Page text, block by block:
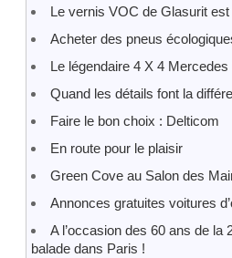
Le vernis VOC de Glasurit
Acheter des pneus
Le légendaire 4 X 4 Mercedes
Quand les détails font la
Faire le bon choix : Delticom
En route pour le plaisir
Green Cove au Salon des
Annonces gratuites voitures
A l’occasion des 60 ans de la
balade dans Paris !